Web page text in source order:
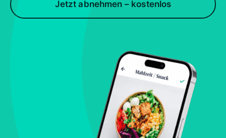
Jetzt abnehmen – kostenlos